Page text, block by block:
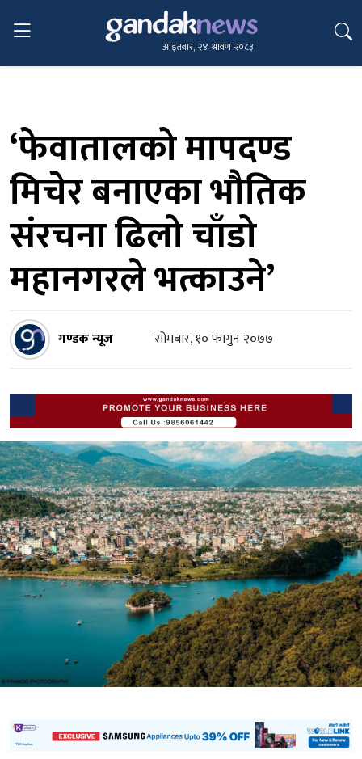
आइतबार, २४ श्रावण २०८३
‘फेवातालको मापदण्ड
मिचेर बनाएका भौतिक
संरचना ढिलो चाँडो
महानगरले भत्काउने’
गण्डक न्यूज सोमबार, १० फागुन २०७७